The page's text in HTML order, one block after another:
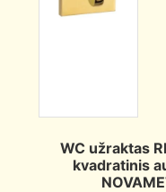
WC užraktas
kvadratinis